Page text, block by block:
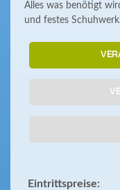
Alles was benötigt
und festes
Eintrittspreise: